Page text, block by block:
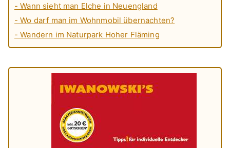
- Wann sieht man Elche in Neuengland
- Wo darf man im Wohnmobil übernachten?
- Wandern im Naturpark Hoher Fläming